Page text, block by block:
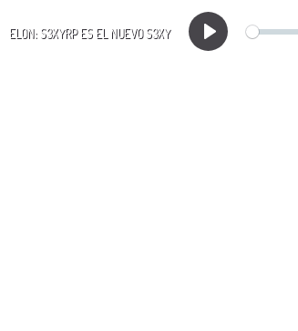
ELON: S3XYRP ES EL NUEVO S3XY
Play